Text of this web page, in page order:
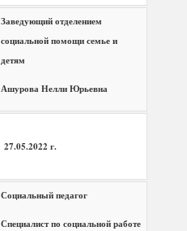
Заведующий отделением
социальной помощи семье и
детям
Ашурова Нелли Юрьевна
27.05.2022 г.
Социальный педагог
Специалист по социальной работе